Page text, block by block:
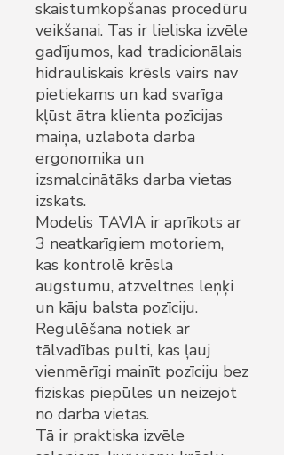
skaistumkopšanas procedūru
veikšanai. Tas ir lieliska izvēle
gadījumos, kad tradicionālais
hidrauliskais krēsls vairs nav
pietiekams un kad svarīga
kļūst ātra klienta pozīcijas
maiņa, uzlabota darba
ergonomika un
izsmalcinātāks darba vietas
izskats.
Modelis TAVIA ir aprīkots ar
3 neatkarīgiem motoriem,
kas kontrolē krēsla
augstumu, atzveltnes leņķi
un kāju balsta pozīciju.
Regulēšana notiek ar
tālvadības pulti, kas ļauj
vienmērīgi mainīt pozīciju bez
fiziskas piepūles un neizejot
no darba vietas.
Tā ir praktiska izvēle